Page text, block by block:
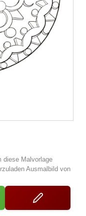
diese Malvorlage
Ausmalbild von